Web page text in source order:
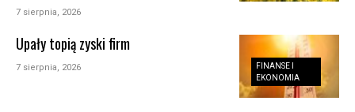
7 sierpnia, 2026
FINANSE I
EKONOMIA
Upały topią zyski firm
7 sierpnia, 2026